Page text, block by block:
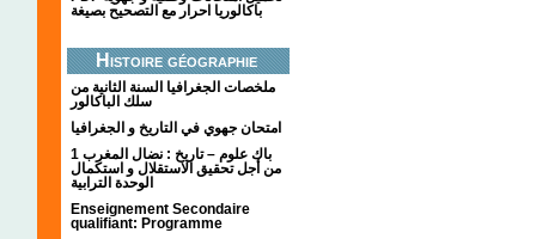
باكالوريا احرار مع التصحيح بصيغة
Histoire géographie
ملخصات الجغرافيا السنة الثانية من
سلك الباكالور
امتحان جهوي في التاريخ و الجغرافيا
1 باك علوم – تاريخ : نضال المغرب
من أجل تحقيق الاستقلال و استكمال
الوحدة الترابية
Enseignement Secondaire
qualifiant: Programme